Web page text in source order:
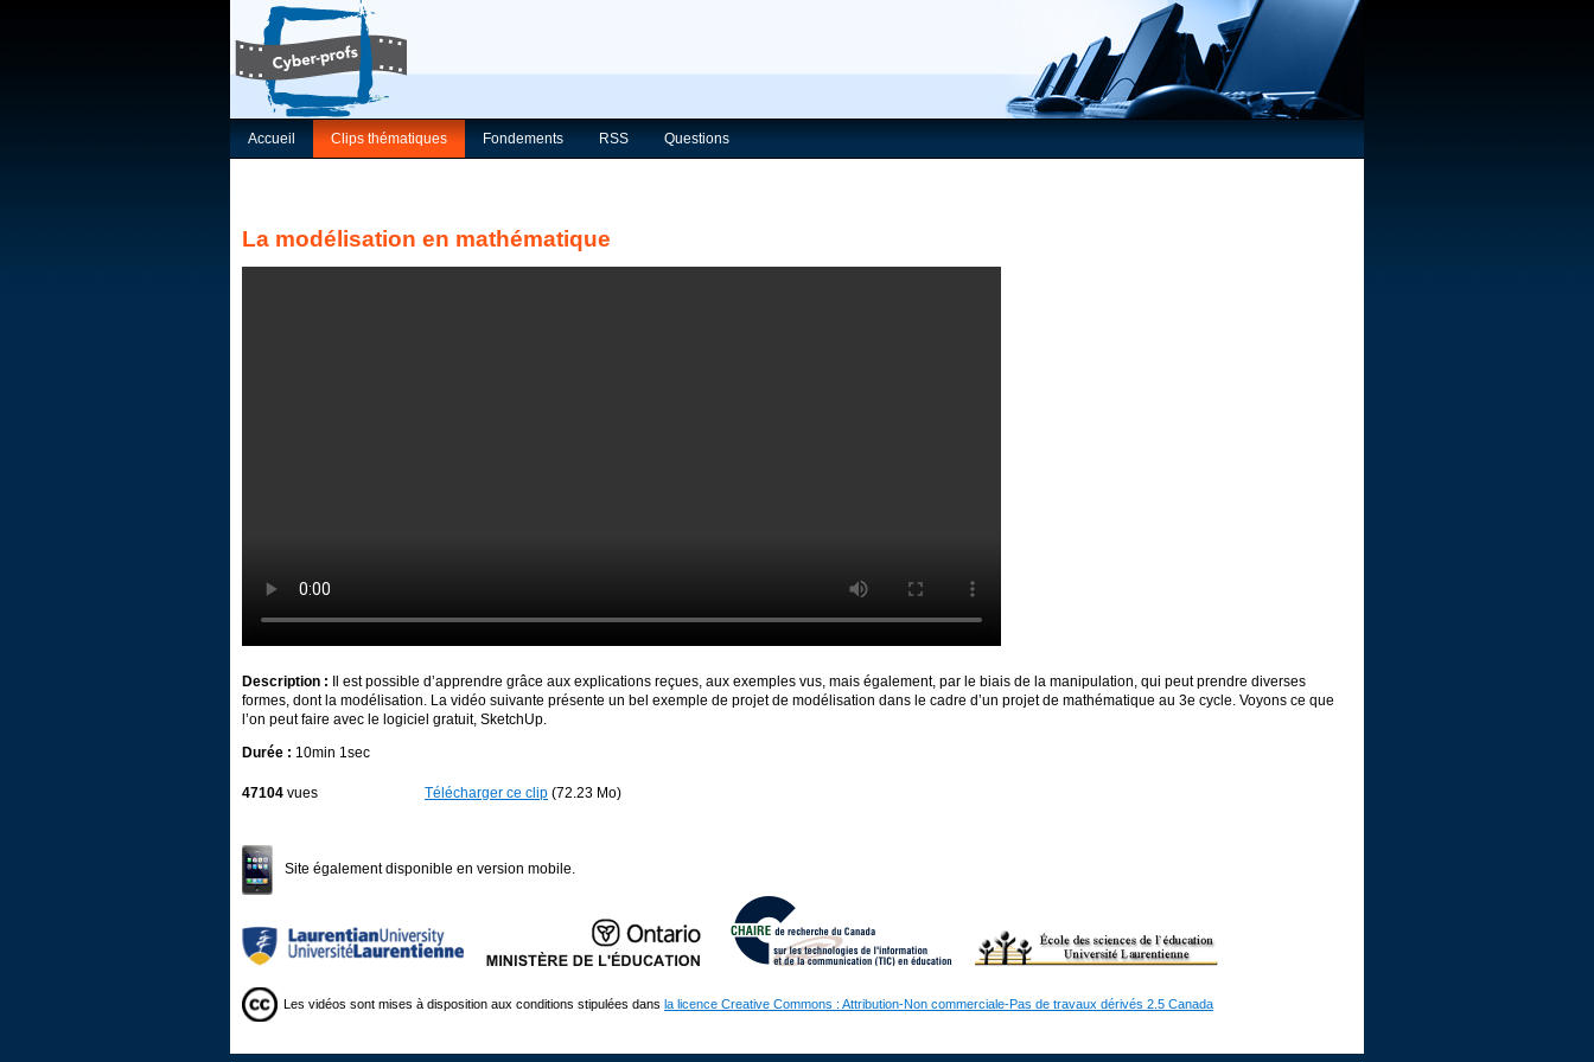
Accueil Clips thématiques Fondements RSS Questions
La modélisation en mathématique
Description : Il est possible d’apprendre grâce aux explications reçues, aux exemples vus, mais également, par le biais de la manipulation, qui peut prendre diverses
formes, dont la modélisation. La vidéo suivante présente un bel exemple de projet de modélisation dans le cadre d’un projet de mathématique au 3e cycle. Voyons ce que
l’on peut faire avec le logiciel gratuit, SketchUp.
Durée : 10min 1sec
47104 vues Télécharger ce clip (72.23 Mo)
Site également disponible en version mobile.
Les vidéos sont mises à disposition aux conditions stipulées dans la licence Creative Commons : Attribution-Non commerciale-Pas de travaux dérivés 2.5 Canada